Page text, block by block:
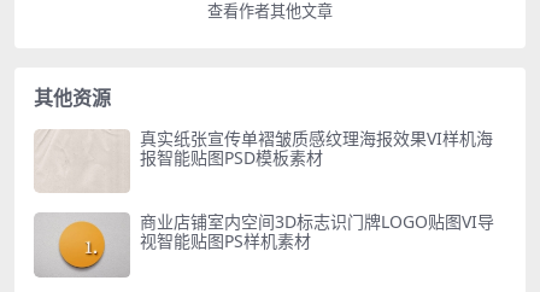
查看作者其他文章
其他资源
真实纸张宣传单褶皱质感纹理海报效果VI样机海
报智能贴图PSD模板素材
商业店铺室内空间3D标志识门牌LOGO贴图VI导
视智能贴图PS样机素材